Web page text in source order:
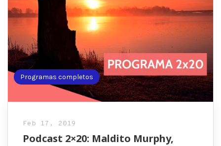
Programas completos
Feb 17, 2019
Podcast 2×20: Maldito Murphy,